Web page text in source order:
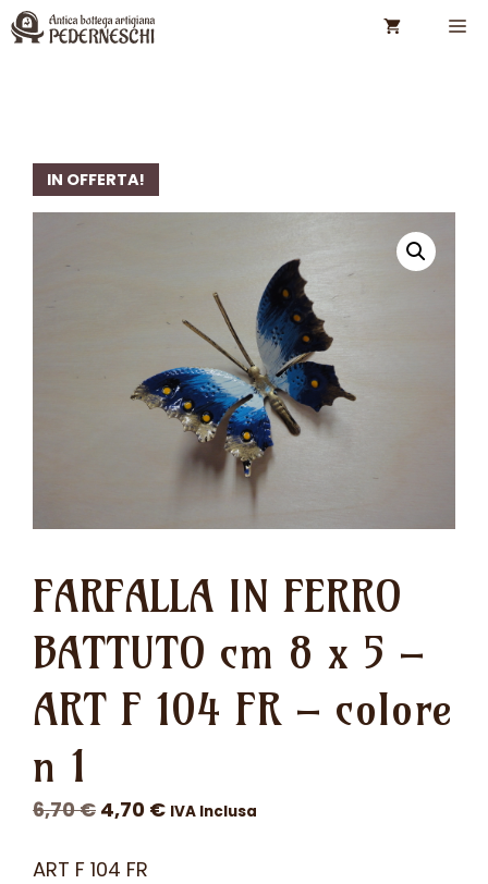
Vai
al
IN OFFERTA!
FARFALLA IN FERRO
BATTUTO cm 8 x 5 –
ART F 104 FR – colore
n 1
6,70€ Il
originale
4,70 €IlIVA Inclusa
ART F 104 FR